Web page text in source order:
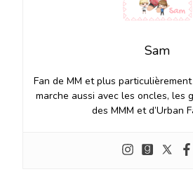
Sam
Fan de MM et plus
marche aussi avec les oncles, les
des MMM et d’Urban